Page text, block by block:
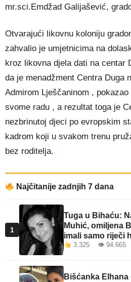
mr.sci.Emdžad Galijašević,
Otvarajući likovnu koloniju
zahvalio je umjetnicima na
kroz likovna djela dati na centar
da je menadžment Centra Duga
Admirom Lješčaninom ,
svome radu , a rezultat toga je
nezbrinutoj djeci po evropskim
kadrom koji u svakom trenu
bez roditelja.
Najčitanije zadnjih 7 dana
1
Tuga u Bihaću:
Muhić, omiljena
imali samo riječi
3.325 👁 94.665
Bišćanka